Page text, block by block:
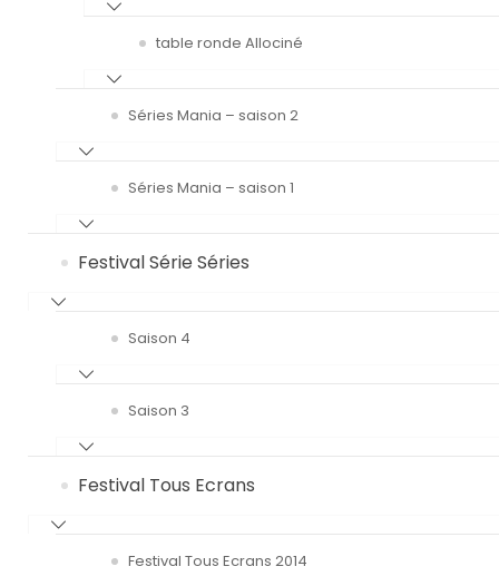
table ronde Allociné
Séries Mania – saison 2
Séries Mania – saison 1
Festival Série Séries
Saison 4
Saison 3
Festival Tous Ecrans
Festival Tous Ecrans 2014